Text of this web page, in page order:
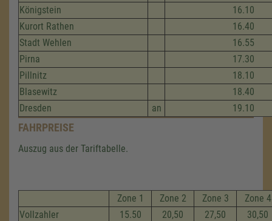
Königstein
16.10
Kurort Rathen
16.40
Stadt Wehlen
16.55
Pirna
17.30
Pillnitz
18.10
Blasewitz
18.40
Dresden
an 19.10
FAHRPREISE
Auszug aus der Tariftabelle.
Zone 1 Zone 2 Zone 3
Zone 4
Vollzahler
15.50 20,50 27,50
30,50